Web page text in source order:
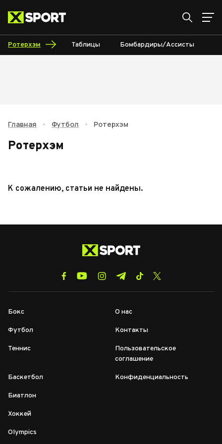
Ротерхэм Таблицы Бомбардиры/Ассисты
Главная • Футбол • Ротерхэм
Ротерхэм
К сожалению, статьи не найдены.
Бокс
Футбол
Теннис
Баскетбол
Биатлон
Хоккей
Olympics
О нас
Контакты
Пользовательское
соглашение
Конфиденциальность